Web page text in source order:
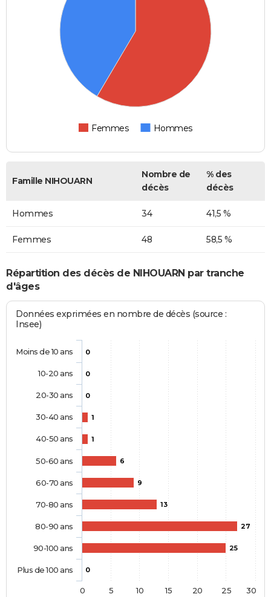
Femmes Hommes
Famille NIHOUARN
Nombre de
décès
% des
décès
Hommes 34 41,5 %
Femmes 48 58,5 %
Répartition des décès de NIHOUARN par tranche
d'âges
Données exprimées en nombre de décès (source :
Insee)
0
0
0
1
1
6
9
13
27
25
0
Moins de 10 ans
10-20 ans
20-30 ans
30-40 ans
40-50 ans
50-60 ans
60-70 ans
70-80 ans
80-90 ans
90-100 ans
Plus de 100 ans
0 5 10 15 20 25 30